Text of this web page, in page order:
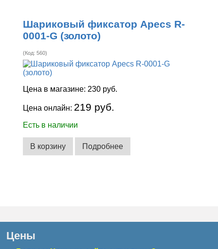
Шариковый фиксатор Apecs R-
0001-G (золото)
(Код:560)
Цена в магазине: 230 руб.
Цена онлайн: 219 руб.
Есть в наличии
В корзину Подробнее
Цены